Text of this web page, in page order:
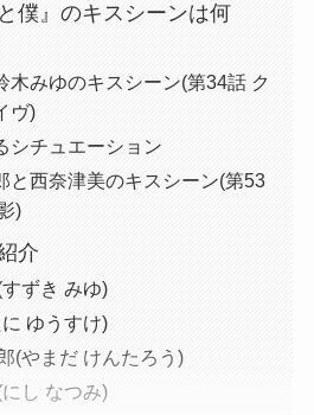
僕』のキスシーンは何
木みゆのキスシーン(第34話 ク
ヴ)
シチュエーション
と西奈津美のキスシーン(第53
)
介
ずき みゆ)
ゆうすけ)
(やまだ けんたろう)
し なつみ)